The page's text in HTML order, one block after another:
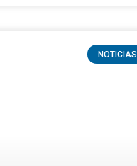
NOTICIAS